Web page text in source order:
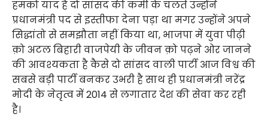
हमको याद है दो सांसद की कमी के चलते उन्होंने
प्रधानमंत्री पद से इस्तीफा देना पड़ा था मगर उन्होंने अपने
सिद्धांतो से समझौता नहीं किया था, भाजपा में युवा पीढ़ी
क़ो अटल बिहारी वाजपेयी के जीवन क़ो पढ़ने ओर जानने
की आवश्यकता है कैसे दो सांसद वाली पार्टी आज विश्व की
सबसे बड़ी पार्टी बनकर उभरी है साथ ही प्रधानमंत्री नरेंद्र
मोदी के नेतृत्व में 2014 से लगातार देश की सेवा कर रही
है।